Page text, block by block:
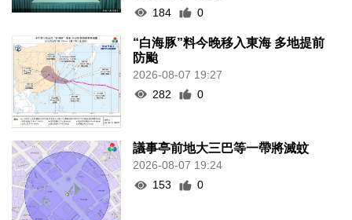
184
0
“白海豚”料今晚移入東海 多地提前
防颱
2026-08-07 19:27
282
0
議事亭前地大三巴等一帶將滅蚊
2026-08-07 19:24
153
0